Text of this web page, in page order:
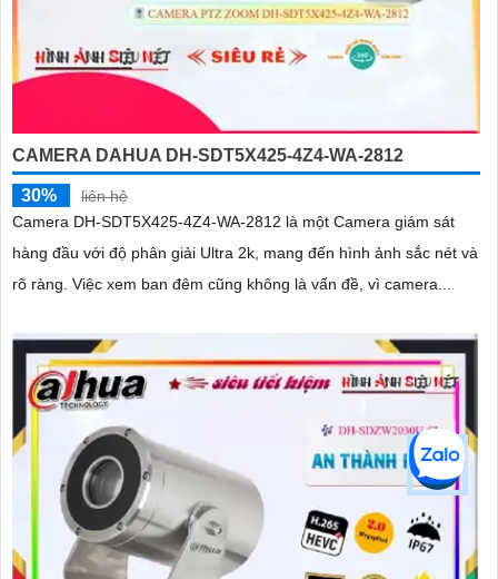
CAMERA DAHUA DH-SDT5X425-4Z4-WA-2812
30%
liên hệ
Camera DH-SDT5X425-4Z4-WA-2812 là một Camera giám sát
hàng đầu với độ phân giải Ultra 2k, mang đến hình ảnh sắc nét và
rõ ràng. Việc xem ban đêm cũng không là vấn đề, vì camera...